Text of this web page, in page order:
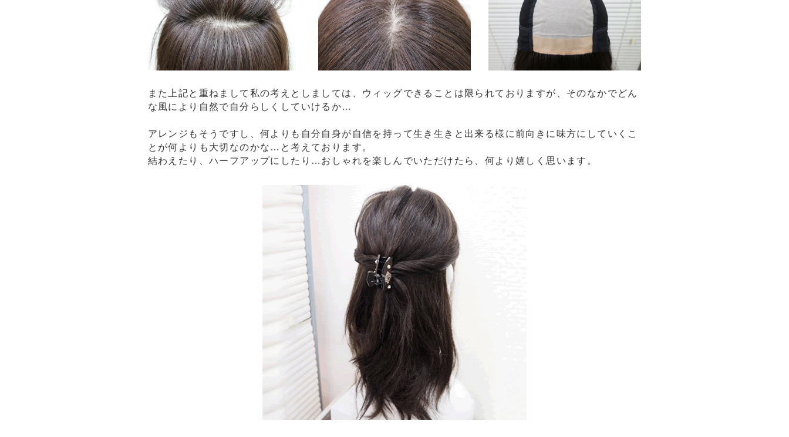
また上記と重ねまして私の考えとしましては、ウィッグできることは限られておりますが、そのなかでどん
な風により自然で自分らしくしていけるか…
アレンジもそうですし、何よりも自分自身が自信を持って生き生きと出来る様に前向きに味方にしていくこ
とが何よりも大切なのかな…と考えております。
結わえたり、ハーフアップにしたり…おしゃれを楽しんでいただけたら、何より嬉しく思います。